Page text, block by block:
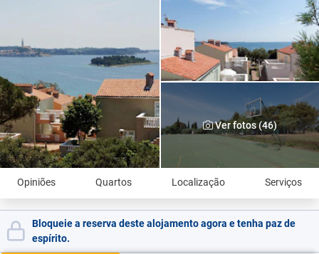
Ver fotos (46)
Opiniões Quartos Localização Serviços
Bloqueie a reserva deste alojamento agora e tenha paz de
espírito.